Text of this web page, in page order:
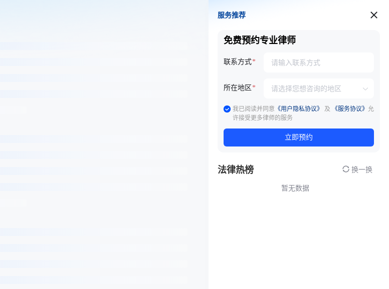
服务推荐
服务推荐
免费预约专业律师
联系方式
所在地区
我已阅读并同意 《用户隐私协议》 及 《服务协议》 允
许接受更多律师的服务
立即预约
法律热榜 换一换
暂无数据